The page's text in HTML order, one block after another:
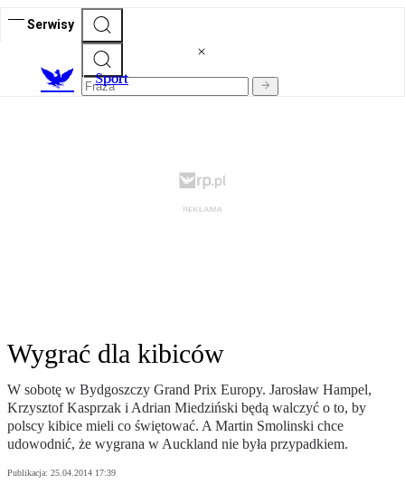
Serwisy
Sport
Wygrać dla kibiców
W sobotę w Bydgoszczy Grand Prix Europy. Jarosław Hampel,
Krzysztof Kasprzak i Adrian Miedziński będą walczyć o to, by
polscy kibice mieli co świętować. A Martin Smolinski chce
udowodnić, że wygrana w Auckland nie była przypadkiem.
Publikacja: 25.04.2014 17:39